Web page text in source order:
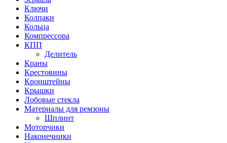
Ключи
Колпаки
Кольца
Компрессора
КПП
Делитель
Краны
Крестовины
Кронштейны
Крышки
Лобовые стекла
Материалы для ремзоны
Шплинт
Моторчики
Наконечники